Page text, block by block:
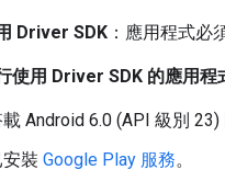
Driver SDK ：應用程式必
使用 Driver SDK 的應用程
Android 6.0 (API 級別 23)
安裝 Google Play 服務。